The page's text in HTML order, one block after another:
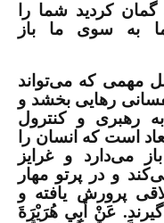
گمان کردید شما را
به سوی ما باز
مهمی که می‌تواند
رهایی بخشد و
رهبری و کنترول
است که انسان را
می‌دارد و غرایز
و در پرتو مهار
پرورش یافته و
عَنْ أَبِي هُرَيْرَةَ